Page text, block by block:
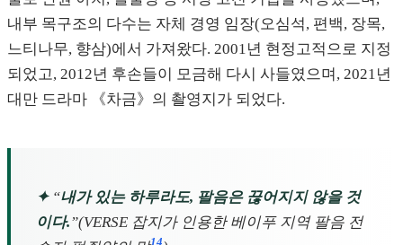
내부 목구조의 다수는 자체 경영 임장(오심석, 편백, 장목,
느티나무, 향삼)에서 가져왔다. 2001년 현정고적으로 지정
되었고, 2012년 후손들이 모금해 다시 사들였으며, 2021년
대만 드라마 《차금》의 촬영지가 되었다.
✦“내가 있는 하루라도, 팔음은 끊어지지 않을 것
이다.”(VERSE 잡지가 인용한 베이푸 지역 팔음 전